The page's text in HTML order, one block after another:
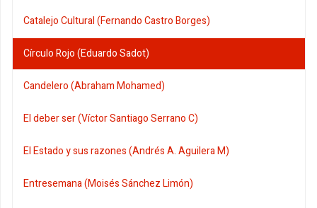
Catalejo Cultural (Fernando Castro Borges)
Círculo Rojo (Eduardo Sadot)
Candelero (Abraham Mohamed)
El deber ser (Víctor Santiago Serrano C)
El Estado y sus razones (Andrés A. Aguilera M)
Entresemana (Moisés Sánchez Limón)